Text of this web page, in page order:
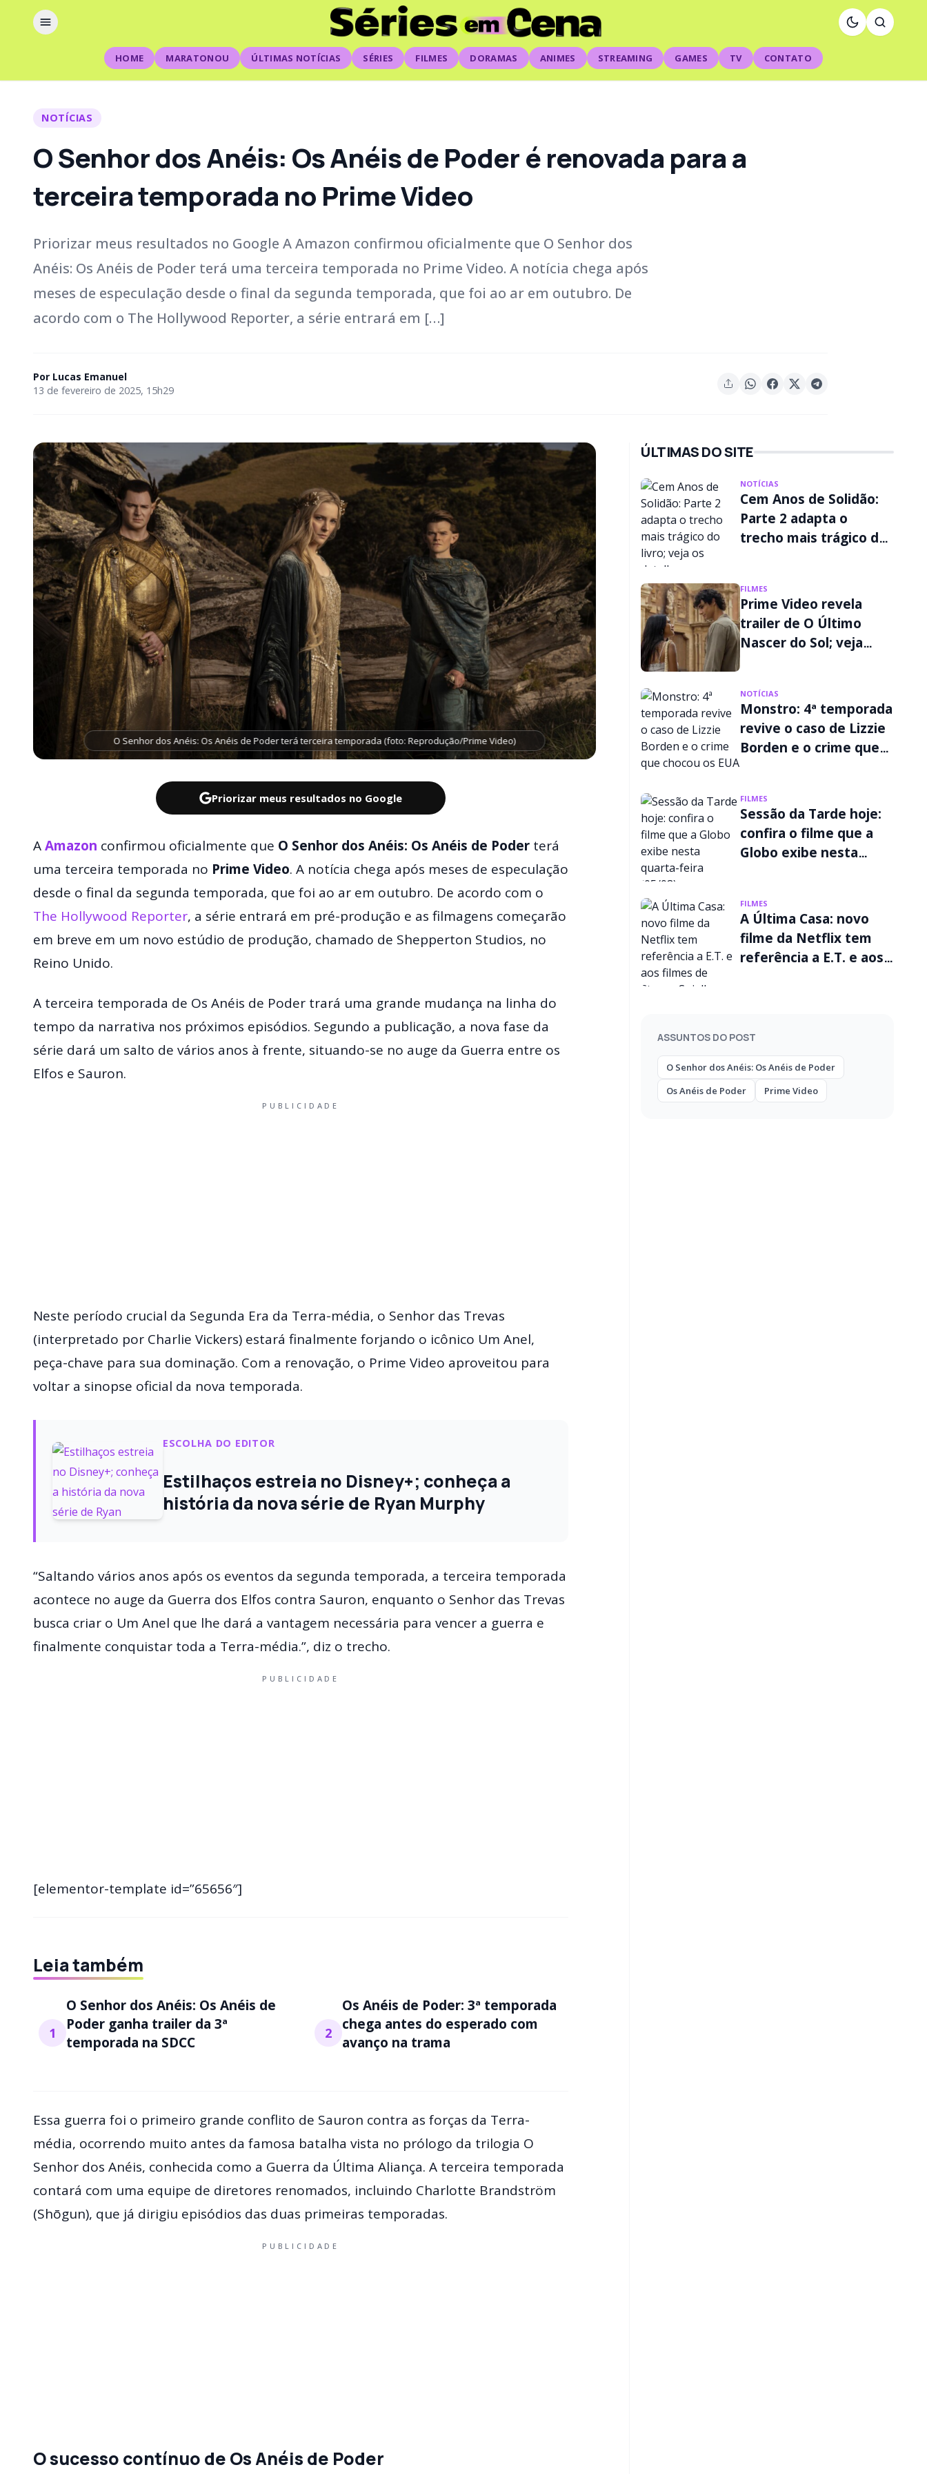
HOME MARATONOU ÚLTIMAS NOTÍCIAS SÉRIES FILMES DORAMAS ANIMES STREAMING GAMES TV CONTATO
NOTÍCIAS
O Senhor dos Anéis: Os Anéis de Poder é renovada para a
terceira temporada no Prime Video
Priorizar meus resultados no Google A Amazon confirmou oficialmente que O Senhor dos
Anéis: Os Anéis de Poder terá uma terceira temporada no Prime Video. A notícia chega após
meses de especulação desde o final da segunda temporada, que foi ao ar em outubro. De
acordo com o The Hollywood Reporter, a série entrará em […]
Por Lucas Emanuel
13 de fevereiro de 2025, 15h29
O Senhor dos Anéis: Os Anéis de Poder terá terceira temporada (foto: Reprodução/Prime Video)
Priorizar meus resultados no Google
AAmazon confirmou oficialmente que O Senhor dos Anéis: Os Anéis de Poder terá
uma terceira temporada no Prime Video. A notícia chega após meses de especulação
desde o final da segunda temporada, que foi ao ar em outubro. De acordo com o
The Hollywood Reporter, a série entrará em pré-produção e as filmagens começarão
em breve em um novo estúdio de produção, chamado de Shepperton Studios, no
Reino Unido.
A terceira temporada de Os Anéis de Poder trará uma grande mudança na linha do
tempo da narrativa nos próximos episódios. Segundo a publicação, a nova fase da
série dará um salto de vários anos à frente, situando-se no auge da Guerra entre os
Elfos e Sauron.
PUBLICIDADE
Neste período crucial da Segunda Era da Terra-média, o Senhor das Trevas
(interpretado por Charlie Vickers) estará finalmente forjando o icônico Um Anel,
peça-chave para sua dominação. Com a renovação, o Prime Video aproveitou para
voltar a sinopse oficial da nova temporada.
ESCOLHA DO EDITOR
Estilhaços estreia no Disney+; conheça a
história da nova série de Ryan Murphy
“Saltando vários anos após os eventos da segunda temporada, a terceira temporada
acontece no auge da Guerra dos Elfos contra Sauron, enquanto o Senhor das Trevas
busca criar o Um Anel que lhe dará a vantagem necessária para vencer a guerra e
finalmente conquistar toda a Terra-média.”, diz o trecho.
PUBLICIDADE
[elementor-template id=”65656″]
Leia também
1
O Senhor dos Anéis: Os Anéis de
Poder ganha trailer da 3ª
temporada na SDCC
2
Os Anéis de Poder: 3ª temporada
chega antes do esperado com
avanço na trama
Essa guerra foi o primeiro grande conflito de Sauron contra as forças da Terra-
média, ocorrendo muito antes da famosa batalha vista no prólogo da trilogia O
Senhor dos Anéis, conhecida como a Guerra da Última Aliança. A terceira temporada
contará com uma equipe de diretores renomados, incluindo Charlotte Brandström
(Shōgun), que já dirigiu episódios das duas primeiras temporadas.
PUBLICIDADE
O sucesso contínuo de Os Anéis de Poder
ÚLTIMAS DO SITE
NOTÍCIAS
Cem Anos de Solidão:
Parte 2 adapta o
trecho mais trágico do
FILMES
Prime Video revela
trailer de O Último
Nascer do Sol; veja
NOTÍCIAS
Monstro: 4ª temporada
revive o caso de Lizzie
Borden e o crime que
FILMES
Sessão da Tarde hoje:
confira o filme que a
Globo exibe nesta
FILMES
A Última Casa: novo
filme da Netflix tem
referência a E.T. e aos
ASSUNTOS DO POST
O Senhor dos Anéis: Os Anéis de Poder
Os Anéis de Poder
Prime Video